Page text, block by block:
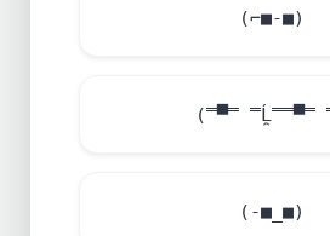
(⌐■-■)
(̿▀̿ ̿Ĺ̯̿̿▀̿
(-■_■)